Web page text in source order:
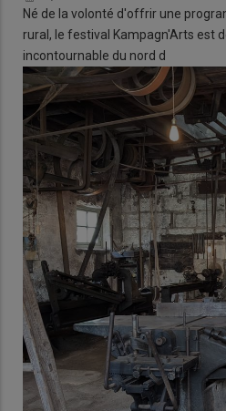
Né de la volonté d'offrir une
rural, le festival Kampagn'Arts est
incontournable du nord d